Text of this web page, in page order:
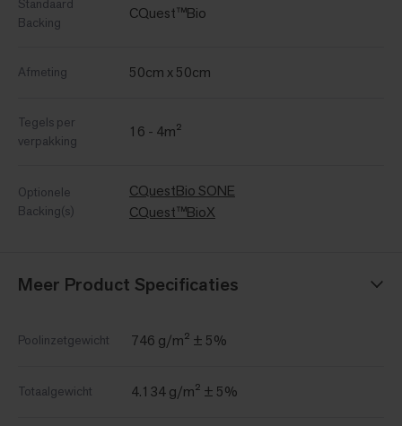
Standaard
Backing
CQuest™Bio
Afmeting 50cm x 50cm
Tegels per
verpakking
16 - 4m²
Optionele
Backing(s)
CQuestBio SONE
CQuest™BioX
Meer Product Specificaties
Poolinzetgewicht 746 g/m² ± 5%
Totaalgewicht 4.134 g/m² ± 5%